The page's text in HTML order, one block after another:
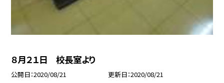
８月２１日 校長室より
公開日 2020/08/21 更新日 2020/08/21